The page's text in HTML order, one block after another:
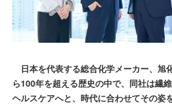
日本を代表する総合化学メーカー、旭
ら100年を超える歴史の中で、同社は繊
ヘルスケアへと、時代に合わせてその姿